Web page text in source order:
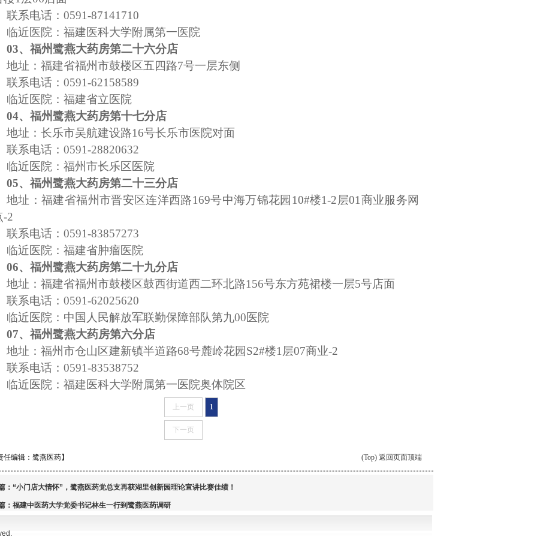
联系电话： 0591-87141710
临近医院：福建医科大学附属第一医院
03、福州鹭燕大药房第二十六分店
地址：福建省福州市鼓楼区五四路7号一层东侧
联系电话： 0591-62158589
临近医院：福建省立医院
04、福州鹭燕大药房第十七分店
地址：长乐市吴航建设路16号长乐市医院对面
联系电话： 0591-28820632
临近医院：福州市长乐区医院
05、福州鹭燕大药房第二十三分店
地址：福建省福州市晋安区连洋西路169号中海万锦花园10#楼1-2层01商业服务网
-2
联系电话： 0591-83857273
临近医院：福建省肿瘤医院
06、福州鹭燕大药房第二十九分店
地址：福建省福州市鼓楼区鼓西街道西二环北路156号东方苑裙楼一层5号店面
联系电话： 0591-62025620
临近医院：中国人民解放军联勤保障部队第九00医院
07、福州鹭燕大药房第六分店
地址：福州市仓山区建新镇半道路68号麓岭花园S2#楼1层07商业-2
联系电话： 0591-83538752
临近医院：福建医科大学附属第一医院奥体院区
上一页 1
下一页
任编辑：鹭燕医药】 (Top) 返回页面顶端
： “小门店大情怀”，鹭燕医药党总支再获湖里创新园理论宣讲比赛佳绩！
： 福建中医药大学党委书记林生一行到鹭燕医药调研